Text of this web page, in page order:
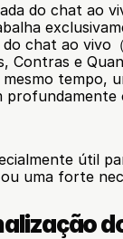
do chat ao
chat ao vivo
Contras e
tempo,
útil
uma forte